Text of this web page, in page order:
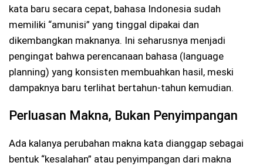
kata baru secara cepat, bahasa Indonesia sudah
memiliki “amunisi” yang tinggal dipakai dan
dikembangkan maknanya. Ini seharusnya menjadi
pengingat bahwa perencanaan bahasa (language
planning) yang konsisten membuahkan hasil, meski
dampaknya baru terlihat bertahun-tahun kemudian.
Perluasan Makna, Bukan Penyimpangan
Ada kalanya perubahan makna kata dianggap sebagai
bentuk “kesalahan” atau penyimpangan dari makna